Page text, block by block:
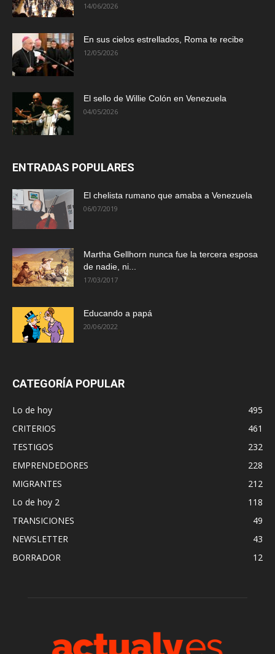
14/06/2026
En sus cielos estrellados, Roma te recibe
12/05/2026
El sello de Willie Colón en Venezuela
04/05/2026
ENTRADAS POPULARES
El chelista rumano que amaba a Venezuela
06/07/2019
Martha Gellhorn nunca fue la tercera esposa
de nadie, ni...
17/03/2017
Educando a papá
20/06/2022
CATEGORÍA POPULAR
Lo de hoy
495
CRITERIOS
461
TESTIGOS
232
EMPRENDEDORES
228
MIGRANTES
212
Lo de hoy 2
118
TRANSICIONES
49
NEWSLETTER
43
BORRADOR
12